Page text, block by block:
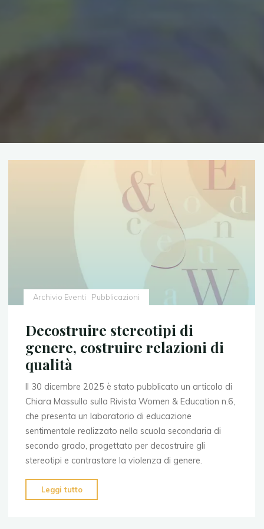
Archivio Eventi Pubblicazioni
Decostruire stereotipi di
genere, costruire relazioni di
qualità
Il 30 dicembre 2025 è stato pubblicato un articolo di
Chiara Massullo sulla Rivista Women & Education n.6,
che presenta un laboratorio di educazione
sentimentale realizzato nella scuola secondaria di
secondo grado, progettato per decostruire gli
stereotipi e contrastare la violenza di genere.
Leggi tutto
stereotipi